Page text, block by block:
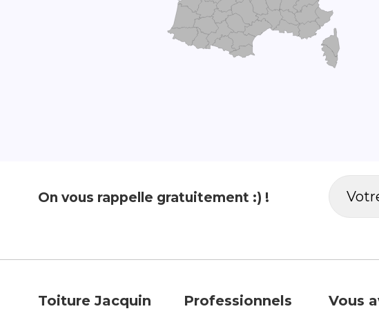
On vous rappelle gratuitement :) !
Toiture Jacquin Professionnels
Vous